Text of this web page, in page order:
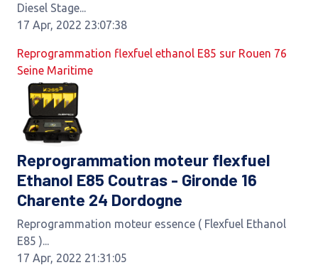
Diesel Stage...
17 Apr, 2022 23:07:38
Reprogrammation flexfuel ethanol E85 sur Rouen 76
Seine Maritime
Reprogrammation moteur flexfuel
Ethanol E85 Coutras - Gironde 16
Charente 24 Dordogne
Reprogrammation moteur essence ( Flexfuel Ethanol
E85 )...
17 Apr, 2022 21:31:05